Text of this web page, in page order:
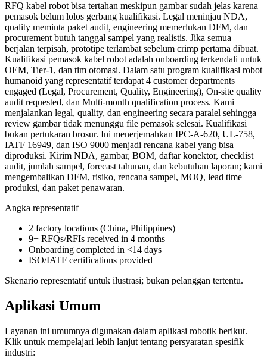
RFQ kabel robot bisa tertahan meskipun gambar sudah jelas karena
pemasok belum lolos gerbang kualifikasi. Legal meninjau NDA,
quality meminta paket audit, engineering memerlukan DFM, dan
procurement butuh tanggal sampel yang realistis. Jika semua
berjalan terpisah, prototipe terlambat sebelum crimp pertama dibuat.
Kualifikasi pemasok kabel robot adalah onboarding terkendali untuk
OEM, Tier-1, dan tim otomasi. Dalam satu program kualifikasi robot
humanoid yang representatif terdapat 4 customer departments
engaged (Legal, Procurement, Quality, Engineering), On-site quality
audit requested, dan Multi-month qualification process. Kami
menjalankan legal, quality, dan engineering secara paralel sehingga
review gambar tidak menunggu file pemasok selesai. Kualifikasi
bukan pertukaran brosur. Ini menerjemahkan IPC-A-620, UL-758,
IATF 16949, dan ISO 9000 menjadi rencana kabel yang bisa
diproduksi. Kirim NDA, gambar, BOM, daftar konektor, checklist
audit, jumlah sampel, forecast tahunan, dan kebutuhan laporan; kami
mengembalikan DFM, risiko, rencana sampel, MOQ, lead time
produksi, dan paket penawaran.
Angka representatif
2 factory locations (China, Philippines)
9+ RFQs/RFIs received in 4 months
Onboarding completed in <14 days
ISO/IATF certifications provided
Skenario representatif untuk ilustrasi; bukan pelanggan tertentu.
Aplikasi Umum
Layanan ini umumnya digunakan dalam aplikasi robotik berikut.
Klik untuk mempelajari lebih lanjut tentang persyaratan spesifik
industri: